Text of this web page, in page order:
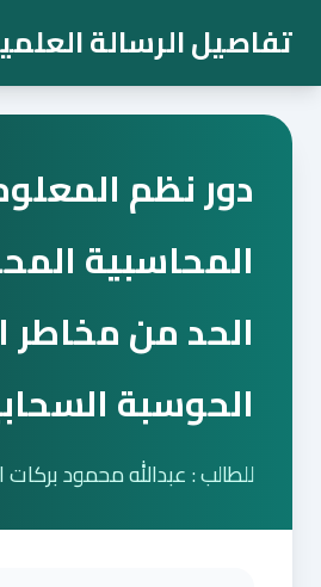
تفاصيل الرسالة
دور نظم
المحاسبية
الحد من مخاطر
الحوسبة
للطالب : عبدالله محمود بركات